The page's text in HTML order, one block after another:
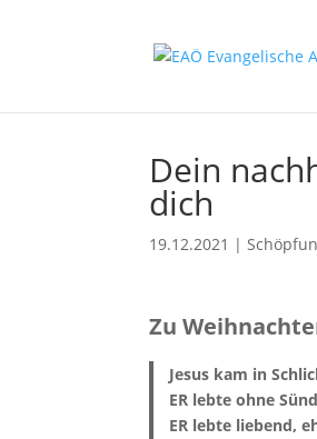
Dein
dich
19.12.2021 |
Zu
Jesus kam in
ER lebte ohne
ER lebte liebend,